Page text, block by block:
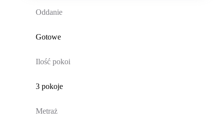
Oddanie
Gotowe
Ilość pokoi
3 pokoje
Metraż